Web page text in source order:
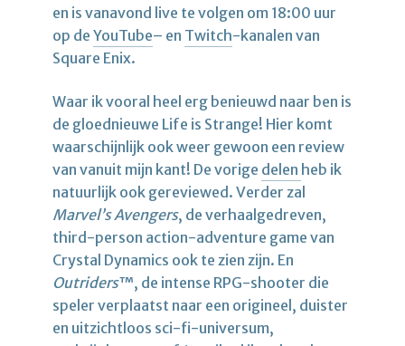
en is vanavond live te volgen om 18:00 uur
op de YouTube– en Twitch-kanalen van
Square Enix.
Waar ik vooral heel erg benieuwd naar ben is
de gloednieuwe Life is Strange! Hier komt
waarschijnlijk ook weer gewoon een review
van vanuit mijn kant! De vorige delen heb ik
natuurlijk ook gereviewed. Verder zal
Marvel’s Avengers, de verhaalgedreven,
third-person action-adventure game van
Crystal Dynamics ook te zien zijn. En
Outriders™, de intense RPG-shooter die
speler verplaatst naar een origineel, duister
en uitzichtloos sci-fi-universum,